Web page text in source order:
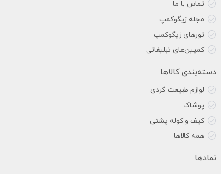
تماس با ما
مجله زیگوکمپ
تورهای زیگوکمپ
کمپین‌های تبلیغاتی
دسته‌بندی کالاها
لوازم طبیعت گردی
پوشاک
کیف و کوله پشتی
همه کالاها
نمادها